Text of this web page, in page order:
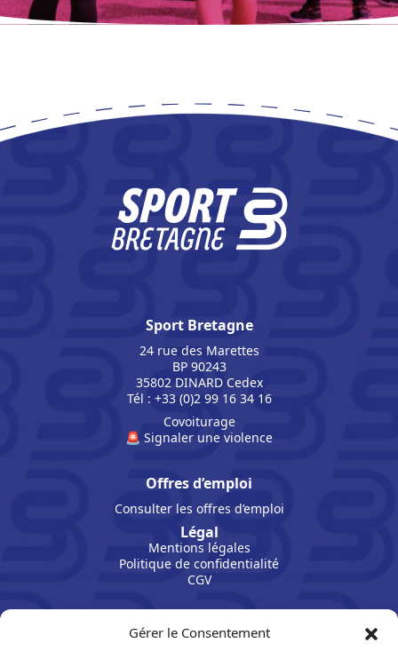
Gérer le Consentement
Sport Bretagne
24 rue des Marettes
BP 90243
35802 DINARD Cedex
Tél : +33 (0)2 99 16 34 16
Covoiturage
🚨 Signaler une violence
Offres d’emploi
Consulter les offres d’emploi
Légal
Mentions légales
Politique de confidentialité
CGV